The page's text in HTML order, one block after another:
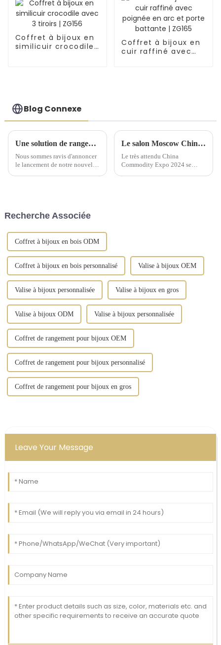
Coffret à bijoux en
similicuir crocodile
Coffret à bijoux en
cuir raffiné avec
Blog Connexe
Une solution de rangement artisanale exquise dévoilée lors d'une conférence de lancement de nouveaux produits
Nous sommes ravis d'annoncer
le lancement de notre nouvelle
bijoux, ...
Le salon Moscow China Commodity Expo 2024 présente des solutions de stockage de qualité supérieure
Le très attendu China
Commodity Expo 2024 se
Recherche Associée
Coffret à bijoux en bois ODM
Coffret à bijoux en bois personnalisé Valise à bijoux OEM
Valise à bijoux personnalisée Valise à bijoux en gros
Valise à bijoux ODM Valise à bijoux personnalisée
Coffret de rangement pour bijoux OEM
Coffret de rangement pour bijoux personnalisé
Coffret de rangement pour bijoux en gros
Leave Your Message